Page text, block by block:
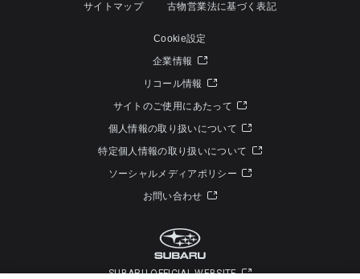
サイトマップ 古物営業法に基づく表記
Cookie設定
企業情報
リコール情報
サイトのご使用にあたって
個人情報の取り扱いについて
特定個人情報の取り扱いについて
ソーシャルメディアポリシー
お問い合わせ
SUBARU OFFICIAL WEBSITE